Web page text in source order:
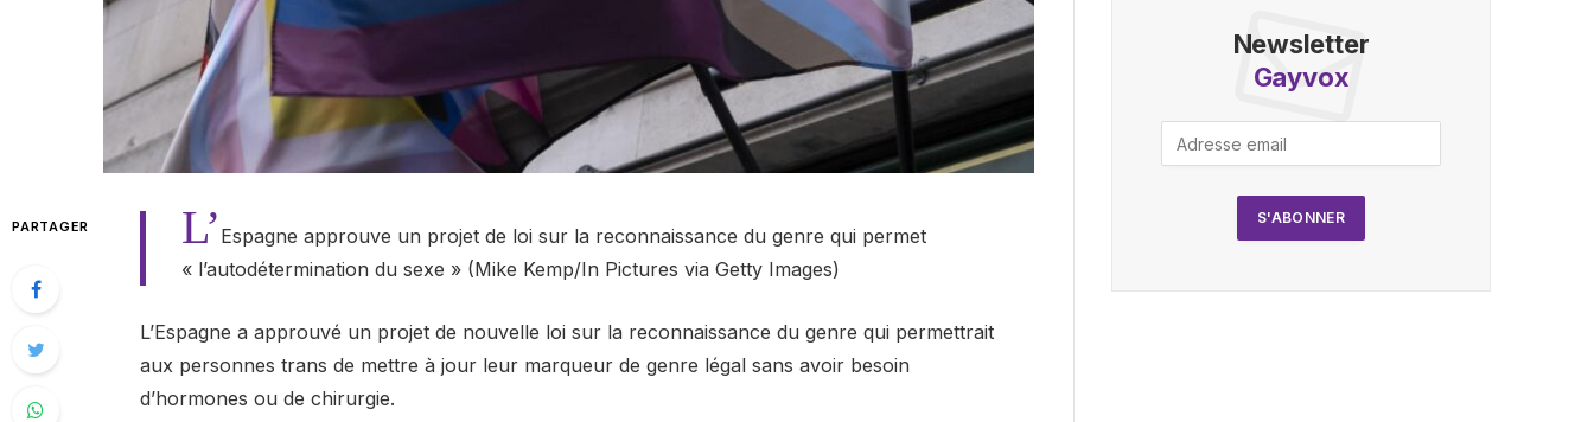
PARTAGER L’ Espagne approuve un projet de loi sur la reconnaissance du genre qui permet
« l’autodétermination du sexe » (Mike Kemp/In Pictures via Getty Images)
L’Espagne a approuvé un projet de nouvelle loi sur la reconnaissance du genre qui permettrait
aux personnes trans de mettre à jour leur marqueur de genre légal sans avoir besoin
d’hormones ou de chirurgie.
Newsletter
Gayvox